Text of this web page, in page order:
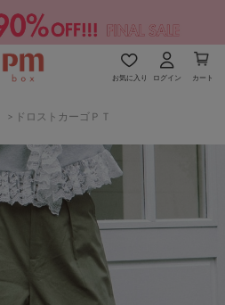
お気に入り ログイン カート
> ドロストカーゴＰＴ